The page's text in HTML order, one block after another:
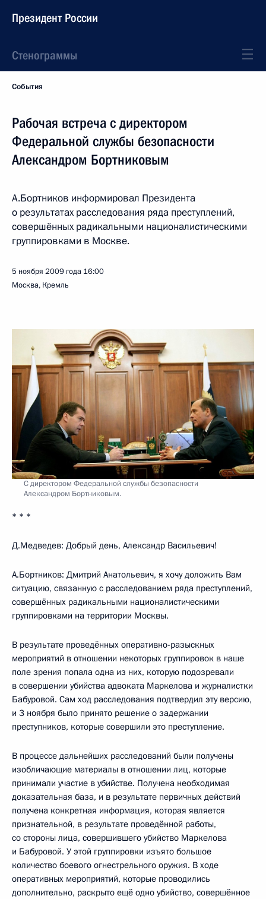
Президент России
Стенограммы
События
Рабочая встреча с директором
Федеральной службы безопасности
Александром Бортниковым
А.Бортников информировал Президента
о результатах расследования ряда преступлений,
совершённых радикальными националистическими
группировками в Москве.
5 ноября 2009 года 16:00
Москва, Кремль
С директором Федеральной службы безопасности
Александром Бортниковым.
* * *
Д.Медведев: Добрый день, Александр Васильевич!
А.Бортников: Дмитрий Анатольевич, я хочу доложить Вам
ситуацию, связанную с расследованием ряда преступлений,
совершённых радикальными националистическими
группировками на территории Москвы.
В результате проведённых оперативно-разыскных
мероприятий в отношении некоторых группировок в наше
поле зрения попала одна из них, которую подозревали
в совершении убийства адвоката Маркелова и журналистки
Бабуровой. Сам ход расследования подтвердил эту версию,
и 3 ноября было принято решение о задержании
преступников, которые совершили это преступление.
В процессе дальнейших расследований были получены
изобличающие материалы в отношении лиц, которые
принимали участие в убийстве. Получена необходимая
доказательная база, и в результате первичных действий
получена конкретная информация, которая является
признательной, в результате проведённой работы,
со стороны лица, совершившего убийство Маркелова
и Бабуровой. У этой группировки изъято большое
количество боевого огнестрельного оружия. В ходе
оперативных мероприятий, которые проводились
дополнительно, раскрыто ещё одно убийство, совершённое